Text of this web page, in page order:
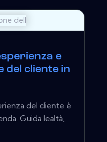
e
del cliente in
del cliente è
Guida lealtà,